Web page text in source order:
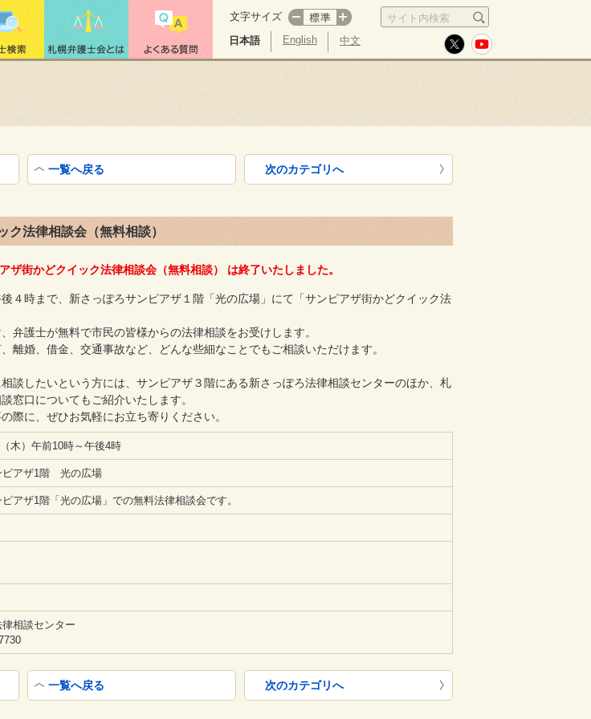
文字サイズ
サイト内検索
日本語
English 中文
一覧へ戻る 次のカテゴリへ
ク法律相談会（無料相談）
ザ街かどクイック法律相談会（無料相談） は終了いたしました。
４時まで、新さっぽろサンピアザ１階「光の広場」にて「サンピアザ街かどクイック法
弁護士が無料で市民の皆様からの法律相談をお受けします。
離婚、借金、交通事故など、どんな些細なことでもご相談いただけます。
談したいという方には、サンピアザ３階にある新さっぽろ法律相談センターのほか、札
窓口についてもご紹介いたします。
際に、ぜひお気軽にお立ち寄りください。
木）午前10時～午後4時
ピアザ1階 光の広場
アザ1階「光の広場」での無料法律相談会です。
相談センター
一覧へ戻る 次のカテゴリへ